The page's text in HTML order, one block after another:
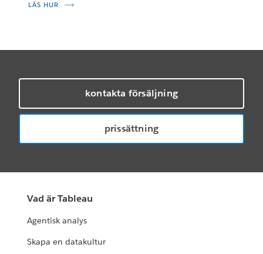
LÄS HUR
kontakta försäljning
prissättning
Vad är Tableau
Agentisk analys
Skapa en datakultur